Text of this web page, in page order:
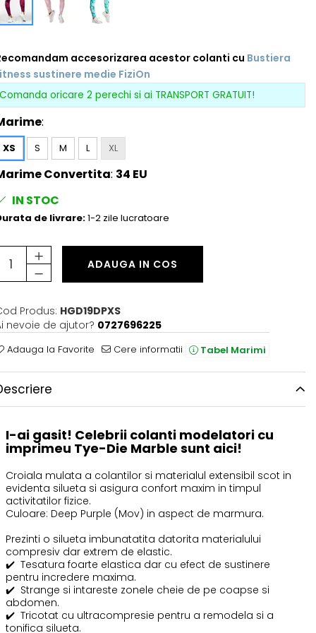
accesorizarea acestor colanti cu Bustiera
sustinere medie FiziOn
oricare 2 perechi si ai TRANSPORT GRATUIT!
:
XS S M L XL
Convertita: 34 EU
IN STOC
de livrare:1-2 zile lucratoare
ADAUGA IN COS
Produs: HGD19DPXS
nevoie de ajutor? 0727696225
Adauga la Favorite Cere informatii Tabel Marimi
I-ai gasit! Celebrii colanti modelatori cu
imprimeu Tye-Die Marble sunt aici!
Croiala mulata a colantilor si materialul extensibil scot in
evidenta silueta si asigura confort maxim in timpul
activitatilor fizice.
Culoare: Deep Purple (Mov) in aspect de marmura.
Prezinti o silueta imbunatatita datorita materialului
compresiv dar extrem de elastic.
✔️ Tesatura foarte elastica dar cu efect de sustinere
pentru incredere maxima.
✔️ Strange si intareste zonele cheie de pe coapse si
abdomen.
✔️ Tricotat cu ultracompresie pentru a remodela si a
tonifica silueta.